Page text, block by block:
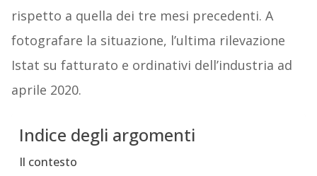
rispetto a quella dei tre mesi precedenti. A
fotografare la situazione, l’ultima rilevazione
Istat su fatturato e ordinativi dell’industria ad
aprile 2020.
Indice degli argomenti
Il contesto